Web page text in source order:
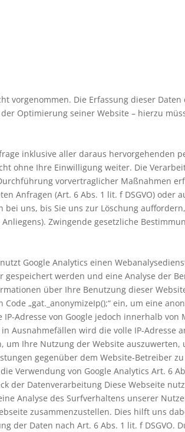
Die Erfassung dieser
Optimierung seiner Website – hierzu
inklusive aller daraus hervorgehenden
ohne Ihre Einwilligung weiter. Die
vorvertraglicher Maßnahmen
Anfragen (Art. 6 Abs. 1 lit. f DSGVO) oder
uns, bis Sie uns zur Löschung
Zwingende gesetzliche
Google Analytics einen
gespeichert werden und eine Analyse der
über Ihre Benutzung dieser
„gat._anonymizeIp();“ ein, um eine
Adresse von Google jedoch innerhalb
Ausnahmefällen wird die volle IP-Adresse
Ihre Nutzung der Website
gegenüber dem Website-Betreiber
Verwendung von Google Analytics Art. 6
der Datenverarbeitung Diese Webseite
Analyse des Surfverhaltens unserer
zusammenzustellen. Dies hilft uns
der Daten nach Art. 6 Abs. 1 lit. f